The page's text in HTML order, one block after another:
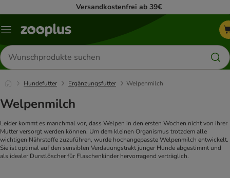
Versandkostenfrei ab 39€
Menü
Produkte
suchen
Hundefutter Ergänzungsfutter Welpenmilch
Welpenmilch
Leider kommt es manchmal vor, dass Welpen in den ersten Wochen nicht von ihrer
Mutter versorgt werden können. Um dem kleinen Organismus trotzdem alle
wichtigen Nährstoffe zuzuführen, wurde hochangepasste Welpenmilch entwickelt.
Sie ist optimal auf den sensiblen Verdauungstrakt junger Hunde abgestimmt und
als idealer Durstlöscher für Flaschenkinder hervorragend verträglich.